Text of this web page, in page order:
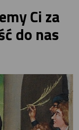
Ci za
do nas